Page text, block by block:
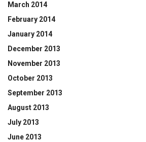
March 2014
February 2014
January 2014
December 2013
November 2013
October 2013
September 2013
August 2013
July 2013
June 2013